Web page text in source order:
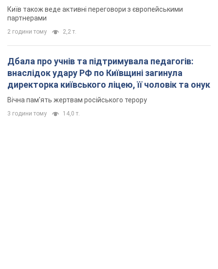
Київ також веде активні переговори з європейськими
партнерами
2 години тому 2,2 т.
Дбала про учнів та підтримувала педагогів:
внаслідок удару РФ по Київщині загинула
директорка київського ліцею, її чоловік та онук
Вічна пам'ять жертвам російського терору
3 години тому 14,0 т.